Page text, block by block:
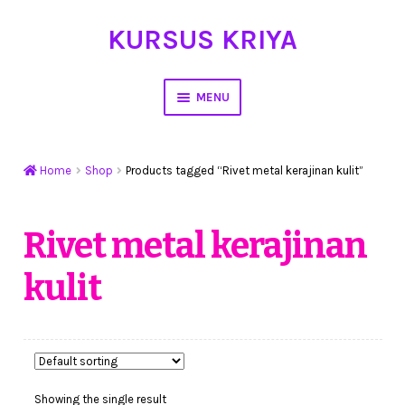
KURSUS KRIYA
MENU
Workshop Membuat Bunga Dari Stocking
Kursus Kerajinan Tangan
Cart
Home Shop Products tagged “Rivet metal kerajinan kulit”
Rivet metal kerajinan
kulit
Showing the single result